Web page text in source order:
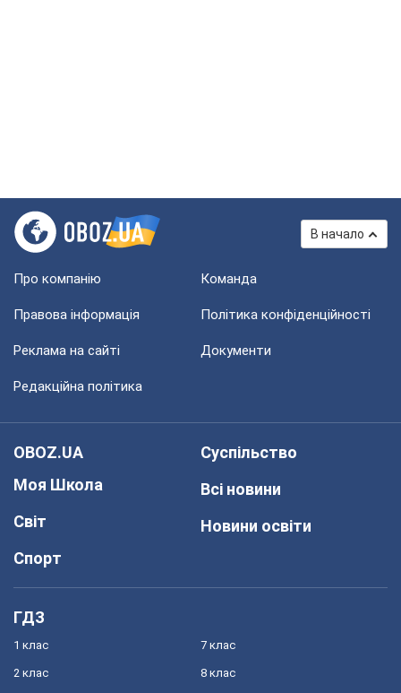
В начало
Про компанію Команда
Правова інформація Політика конфіденційності
Реклама на сайті Документи
Редакційна політика
OBOZ.UA
Моя Школа
Світ
Спорт
Суспільство
Всі новини
Новини освіти
ГДЗ
1 клас
2 клас
7 клас
8 клас